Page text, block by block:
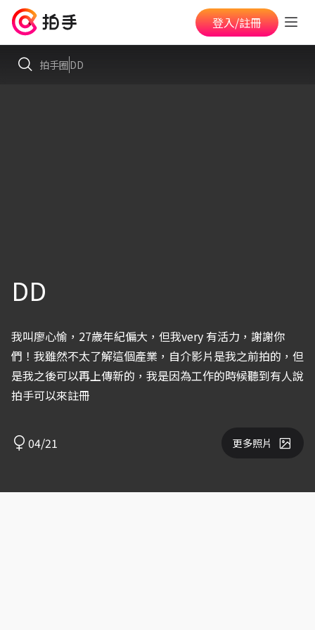
登入/註冊
拍手圈DD
DD
我叫廖心愉，27歲年紀偏大，但我very 有活力，謝謝你
們！我雖然不太了解這個產業，自介影片是我之前拍的，但
是我之後可以再上傳新的，我是因為工作的時候聽到有人說
拍手可以來註冊
04/21 更多照片